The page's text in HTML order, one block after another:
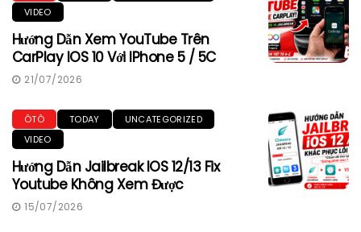
VIDEO
Hướng Dẫn Xem YouTube Trên
CarPlay IOS 10 Với IPhone 5 / 5C
21/07/2026
ÔTÔ TODAY
UNCATEGORIZED
VIDEO
Hướng Dẫn Jailbreak IOS 12/13 Fix
Youtube Không Xem Được
15/07/2026